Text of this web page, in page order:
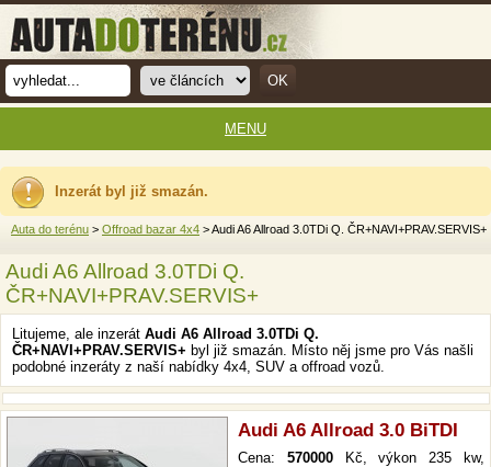
Inzerát byl již smazán.
Auta do terénu > Offroad bazar 4x4 > Audi A6 Allroad 3.0TDi Q. ČR+NAVI+PRAV.SERVIS+
Audi A6 Allroad 3.0TDi Q.
ČR+NAVI+PRAV.SERVIS+
Litujeme, ale inzerát Audi A6 Allroad 3.0TDi Q.
ČR+NAVI+PRAV.SERVIS+ byl již smazán. Místo něj jsme pro Vás našli
podobné inzeráty z naší nabídky 4x4, SUV a offroad vozů.
Audi A6 Allroad 3.0 BiTDI
Cena: 570000Kč, výkon 235 kw,
MENU